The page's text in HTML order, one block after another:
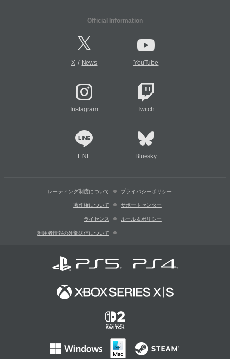
Official Information
X/ News YouTube
Instagram Twitch
LINE Bluesky
レーティング制度について プライバシーポリシー
著作権について サポートセンター
ライセンス ルール＆ポリシー
利用者情報の外部送信について